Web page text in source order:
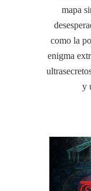
mapa
como la
enigma
y